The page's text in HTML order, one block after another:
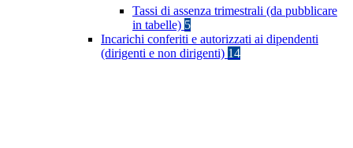
Tassi di assenza trimestrali (da pubblicare
in tabelle) 5
Incarichi conferiti e autorizzati ai dipendenti
(dirigenti e non dirigenti) 14